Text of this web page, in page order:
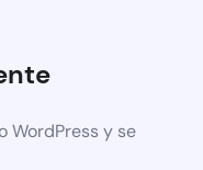
WordPress y se